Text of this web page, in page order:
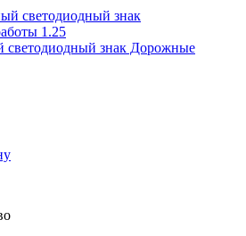
светодиодный знак Дорожные